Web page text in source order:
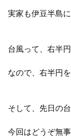
実家も伊豆半島に
台風って、右半
なので、右半円
そして、先日の
今回はどうぞ無